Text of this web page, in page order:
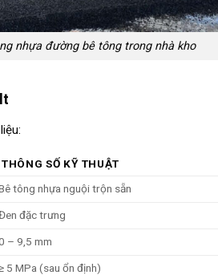
nhựa đường bê tông trong nhà kho
THÔNG SỐ KỸ THUẬT
tông nhựa nguội trộn sẵn
đặc trưng
– 9,5 mm
≥ 5 MPa (sau ổn định)